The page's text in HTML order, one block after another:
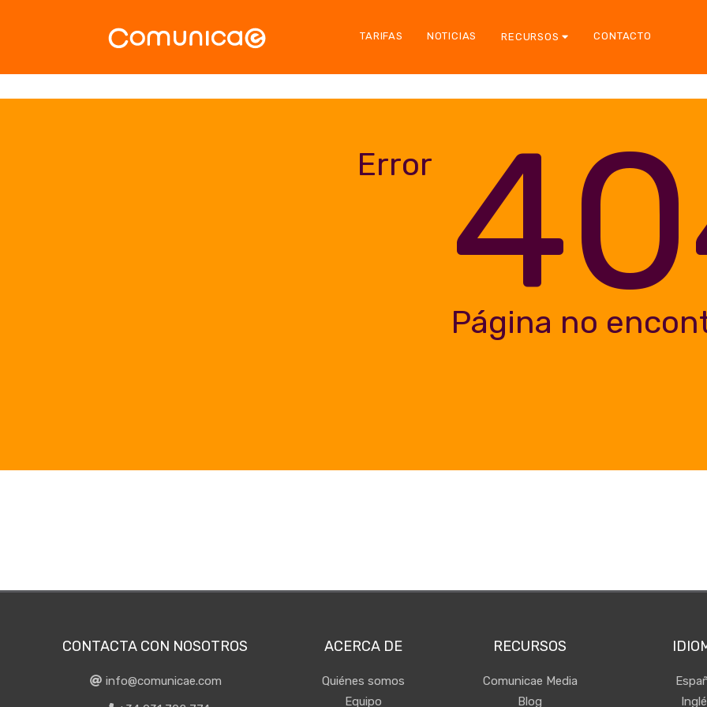
TARIFAS NOTICIAS RECURSOS CONTACTO
Error
Página no
CONTACTA CON NOSOTROS
info@comunicae.com
ACERCA DE
Quiénes somos
Equipo
RECURSOS
Comunicae Media
Blog